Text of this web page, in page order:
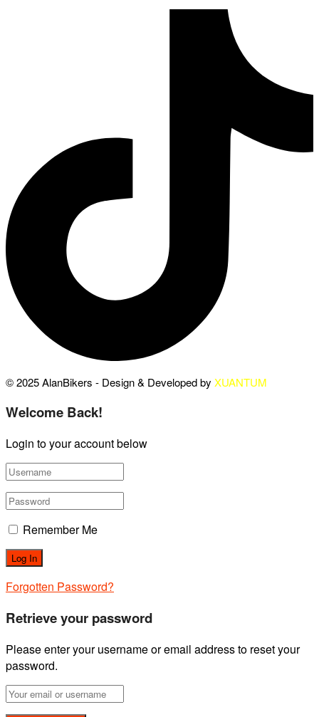
© 2025 AlanBikers - Design & Developed by XUANTUM
Welcome Back!
Login to your account below
Remember Me
Forgotten Password?
Retrieve your password
Please enter your username or email address to reset your
password.